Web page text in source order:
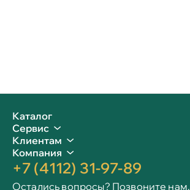
Каталог
Сервис
Клиентам
Компания
+7 (4112) 31-97-89
Остались вопросы? Позвоните нам.